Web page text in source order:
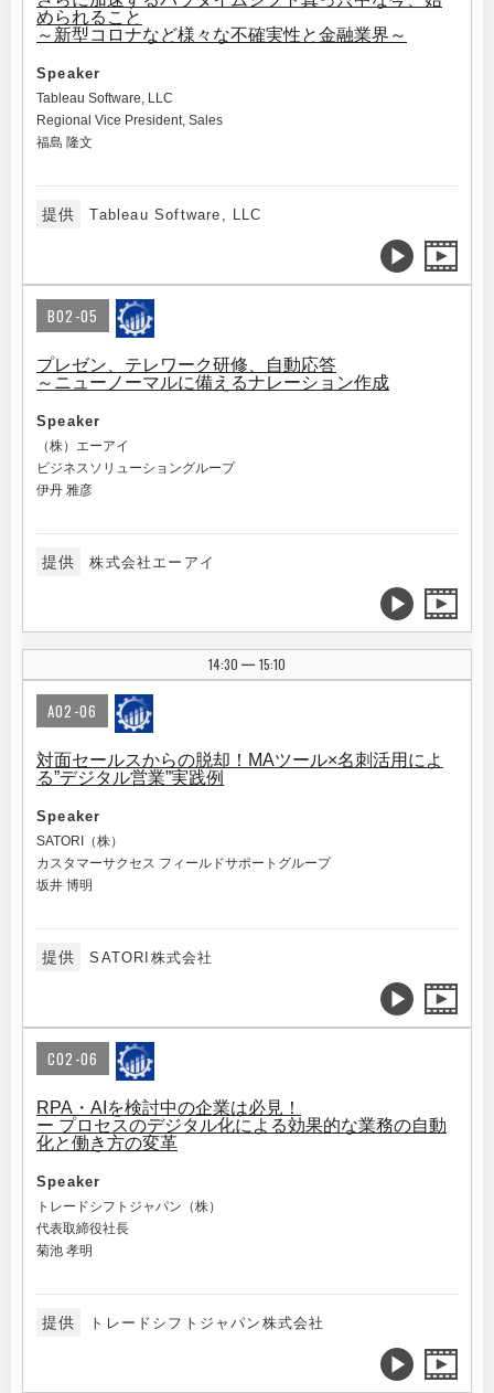
められること
～新型コロナなど様々な不確実性と金融業界～
Speaker
Tableau Software, LLC
Regional Vice President, Sales
福島 隆文
提供 Tableau Software, LLC
B02-05
プレゼン、テレワーク研修、自動応答
～ニューノーマルに備えるナレーション作成
Speaker
（株）エーアイ
ビジネスソリューショングループ
伊丹 雅彦
提供 株式会社エーアイ
14:30 | 15:10
A02-06
対面セールスからの脱却！MAツール×名刺活用によ
る”デジタル営業”実践例
Speaker
SATORI（株）
カスタマーサクセス フィールドサポートグループ
坂井 博明
提供 SATORI株式会社
C02-06
RPA・AIを検討中の企業は必見！
ー プロセスのデジタル化による効果的な業務の自動
化と働き方の変革
Speaker
トレードシフトジャパン（株）
代表取締役社長
菊池 孝明
提供 トレードシフトジャパン株式会社